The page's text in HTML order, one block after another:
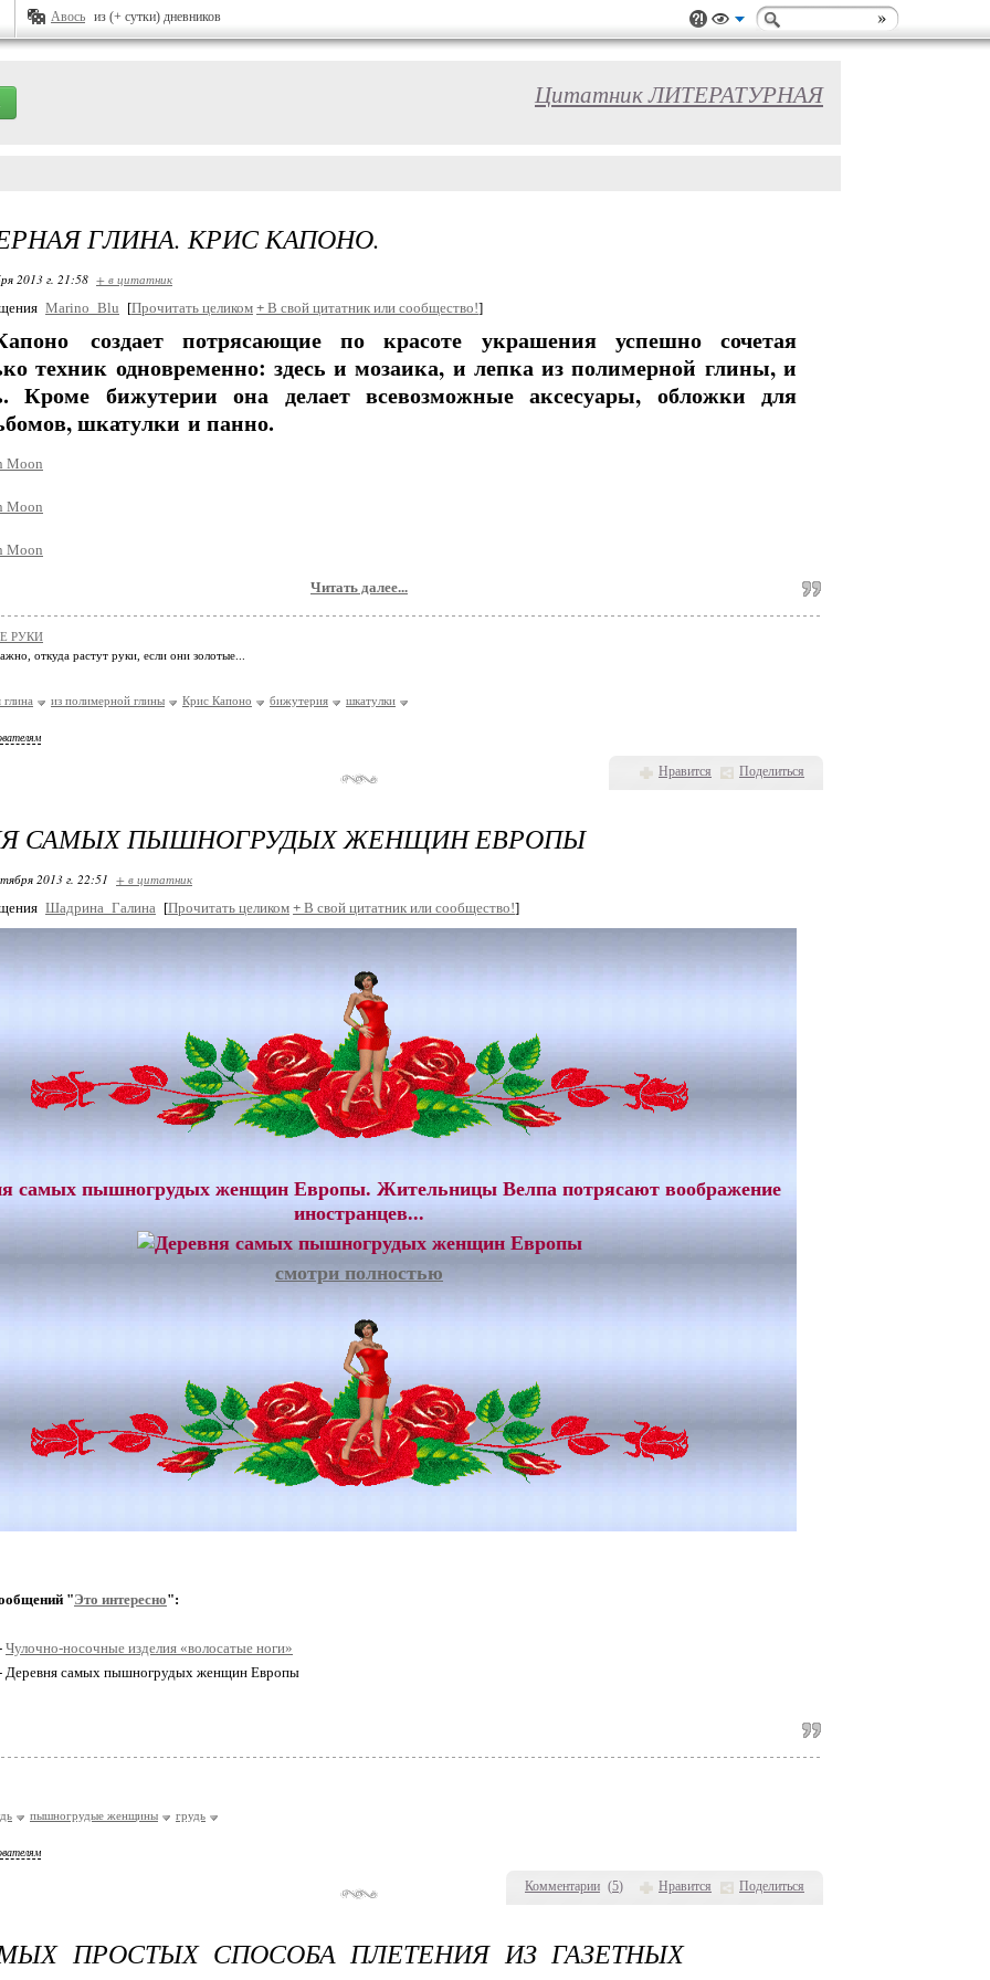
Авось из (+ сутки) дневников
Цитатник ЛИТЕРАТУРНАЯ
Нравится Поделиться
ГЛИНА. КРИС КАПОНО.
2013 г. 21:58 + в цитатник
Marino_Blu [Прочитать целиком + В свой цитатник или сообщество!]
создает потрясающие по красоте украшения успешно сочетая
техник одновременно: здесь и мозаика, и лепка из полимерной глины, и
Кроме бижутерии она делает всевозможные аксесуары, обложки для
шкатулки и панно.
Читать далее...
РУКИ
откуда растут руки, если они золотые...
из полимерной глины Крис Капоно бижутерия шкатулки
Комментарии (5) Нравится Поделиться
САМЫХ ПЫШНОГРУДЫХ ЖЕНЩИН ЕВРОПЫ
2013 г. 22:51 + в цитатник
Шадрина_Галина [Прочитать целиком + В свой цитатник или сообщество!]
самых пышногрудых женщин Европы. Жительницы Велпа потрясают воображение
иностранцев...
смотри полностью
"Это интересно":
Чулочно-носочные изделия «волосатые ноги»
Деревня самых пышногрудых женщин Европы
пышногрудые женщины грудь
ПРОСТЫХ СПОСОБА ПЛЕТЕНИЯ ИЗ ГАЗЕТНЫХ